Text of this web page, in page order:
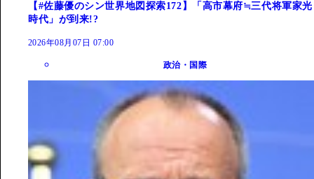
【#佐藤優のシン世界地図探索172】「高市幕府≒三代将軍家光
時代」が到来!?
2026年08月07日 07:00
政治・国際